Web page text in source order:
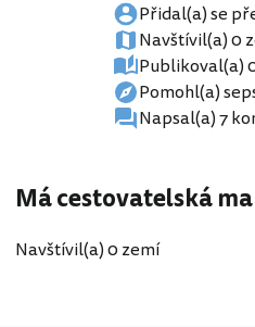
Přidal(a) se
Navštívil(a) 0
Publikoval(a)
Pomohl(a)
Napsal(a) 7
Má cestovatelská
Navštívil(a) 0 zemí